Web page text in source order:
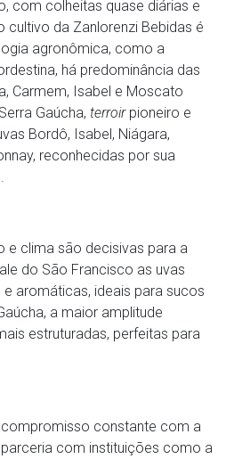
com colheitas quase diárias e
cultivo da Zanlorenzi Bebidas é
agronômica, como a
há predominância das
Carmem, Isabel e Moscato
Gaúcha, terroirpioneiro e
Bordô, Isabel, Niágara,
reconhecidas por sua
e clima são decisivas para a
do São Francisco as uvas
aromáticas, ideais para sucos
a maior amplitude
estruturadas, perfeitas para
constante com a
com instituições como a